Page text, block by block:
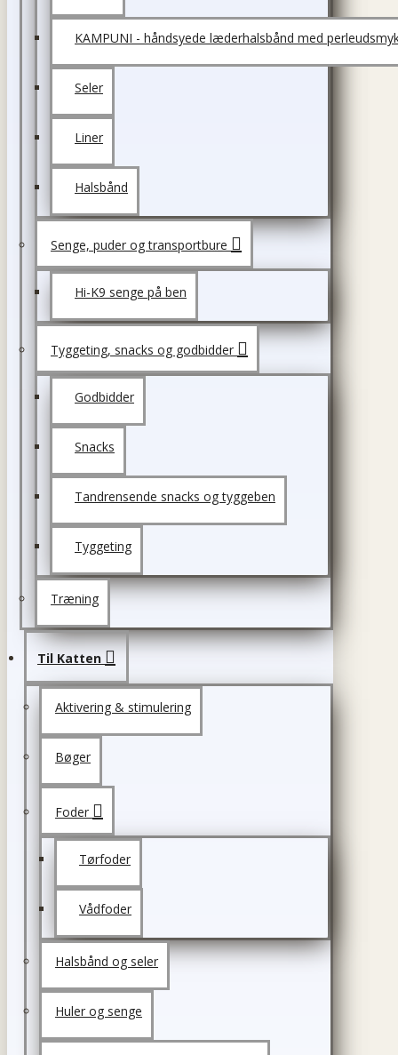
KAMPUNI - håndsyede læderhalsbånd med
Seler
Liner
Halsbånd
Senge, puder og transportbure
Hi-K9 senge på ben
Tyggeting, snacks og godbidder
Godbidder
Snacks
Tandrensende snacks og tyggeben
Tyggeting
Træning
Til Katten
Aktivering & stimulering
Bøger
Foder
Tørfoder
Vådfoder
Halsbånd og seler
Huler og senge